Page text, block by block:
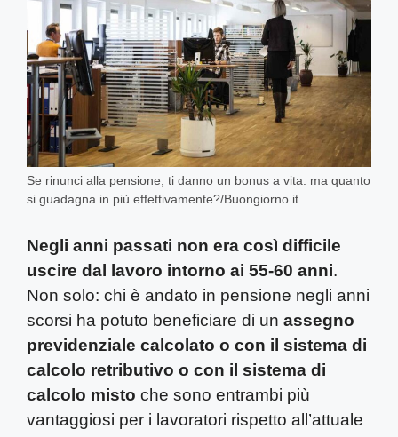
Se rinunci alla pensione, ti danno un bonus a vita: ma quanto
si guadagna in più effettivamente?/Buongiorno.it
Negli anni passati non era così difficile
uscire dal lavoro intorno ai 55-60 anni.
Non solo: chi è andato in pensione negli anni
scorsi ha potuto beneficiare di un assegno
previdenziale calcolato o con il sistema di
calcolo retributivo o con il sistema di
calcolo misto che sono entrambi più
vantaggiosi per i lavoratori rispetto all’attuale